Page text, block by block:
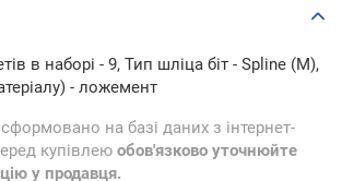
в наборі - 9, Тип шліца біт - Spline (M),
- ложемент
на базі даних з інтернет-
купівлею обов'язково уточнюйте
у продавця.